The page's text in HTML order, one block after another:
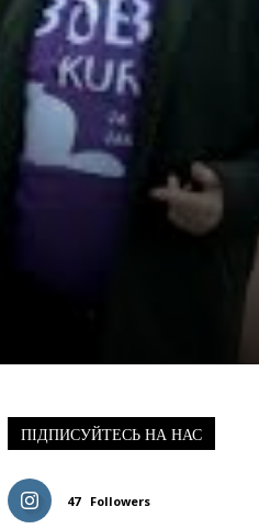
ПІДПИСУЙТЕСЬ НА НАС
47 Followers